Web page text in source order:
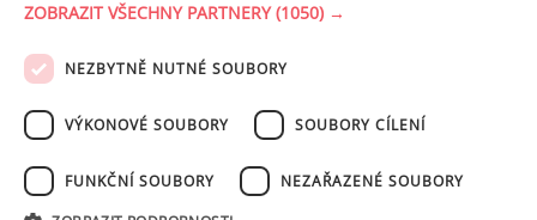
PODMÍNKY UŽITÍ ZÁSADY OCHRANY OSOBNÍCH ÚDAJŮ
NASTAVENÍ COOKIES
ZOBRAZIT VŠECHNY PARTNERY(1050) →
NEZBYTNĚ NUTNÉ SOUBORY
VÝKONOVÉ SOUBORY SOUBORY CÍLENÍ
FUNKČNÍ SOUBORY NEZAŘAZENÉ SOUBORY